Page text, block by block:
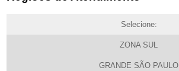
Selecione:
ZONA SUL
GRANDE SÃO PAULO